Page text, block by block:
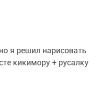
я решил нарисовать
кикимору + русалку